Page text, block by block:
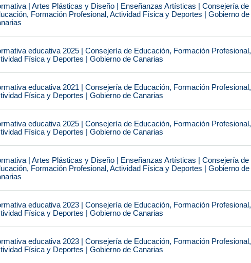
| Artes Plásticas y Diseño | Enseñanzas Artísticas | Consejería de
Formación Profesional, Actividad Física y Deportes | Gobierno de
educativa 2025 | Consejería de Educación, Formación Profesional,
Física y Deportes | Gobierno de Canarias
educativa 2021 | Consejería de Educación, Formación Profesional,
Física y Deportes | Gobierno de Canarias
educativa 2025 | Consejería de Educación, Formación Profesional,
Física y Deportes | Gobierno de Canarias
| Artes Plásticas y Diseño | Enseñanzas Artísticas | Consejería de
Formación Profesional, Actividad Física y Deportes | Gobierno de
educativa 2023 | Consejería de Educación, Formación Profesional,
Física y Deportes | Gobierno de Canarias
educativa 2023 | Consejería de Educación, Formación Profesional,
Física y Deportes | Gobierno de Canarias